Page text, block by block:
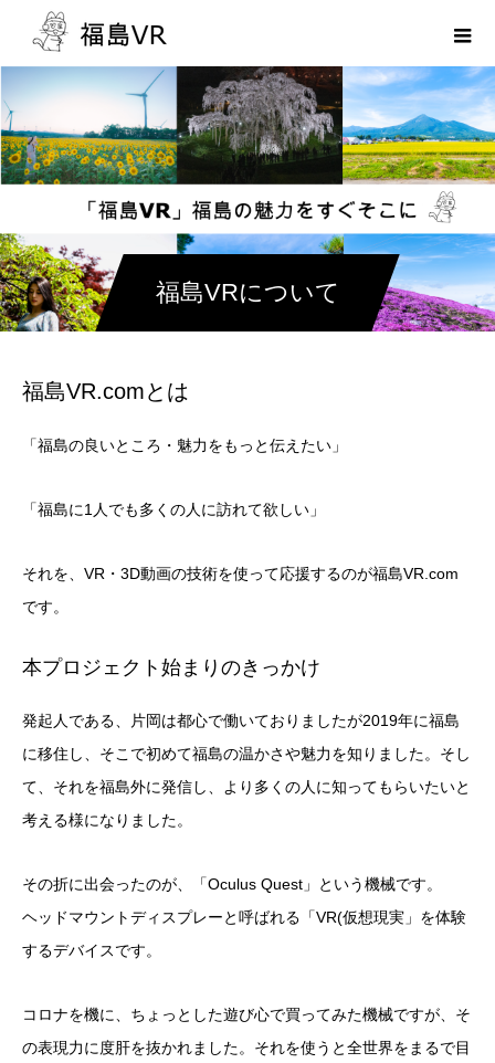
福島VRについて
福島VR.comとは
「福島の良いところ・魅力をもっと伝えたい」
「福島に1人でも多くの人に訪れて欲しい」
それを、VR・3D動画の技術を使って応援するのが福島VR.com
です。
本プロジェクト始まりのきっかけ
発起人である、片岡は都心で働いておりましたが2019年に福島
に移住し、そこで初めて福島の温かさや魅力を知りました。そし
て、それを福島外に発信し、より多くの人に知ってもらいたいと
考える様になりました。
その折に出会ったのが、「Oculus Quest」という機械です。
ヘッドマウントディスプレーと呼ばれる「VR(仮想現実」を体験
するデバイスです。
コロナを機に、ちょっとした遊び心で買ってみた機械ですが、そ
の表現力に度肝を抜かれました。それを使うと全世界をまるで目